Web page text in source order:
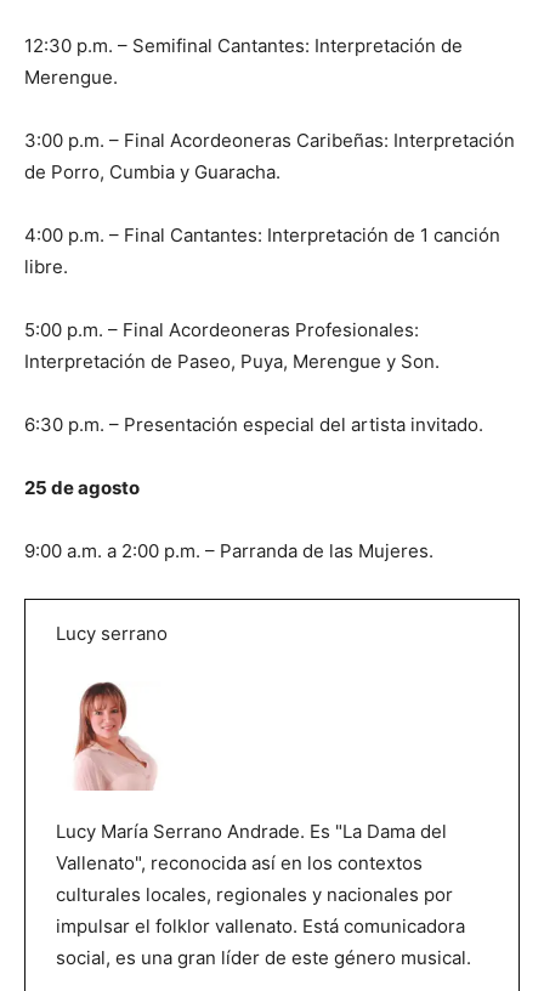
12:30 p.m. – Semifinal Cantantes: Interpretación de
Merengue.
3:00 p.m. – Final Acordeoneras Caribeñas: Interpretación
de Porro, Cumbia y Guaracha.
4:00 p.m. – Final Cantantes: Interpretación de 1 canción
libre.
5:00 p.m. – Final Acordeoneras Profesionales:
Interpretación de Paseo, Puya, Merengue y Son.
6:30 p.m. – Presentación especial del artista invitado.
25 de agosto
9:00 a.m. a 2:00 p.m. – Parranda de las Mujeres.
Lucy serrano
Lucy María Serrano Andrade. Es "La Dama del
Vallenato", reconocida así en los contextos
culturales locales, regionales y nacionales por
impulsar el folklor vallenato. Está comunicadora
social, es una gran líder de este género musical.